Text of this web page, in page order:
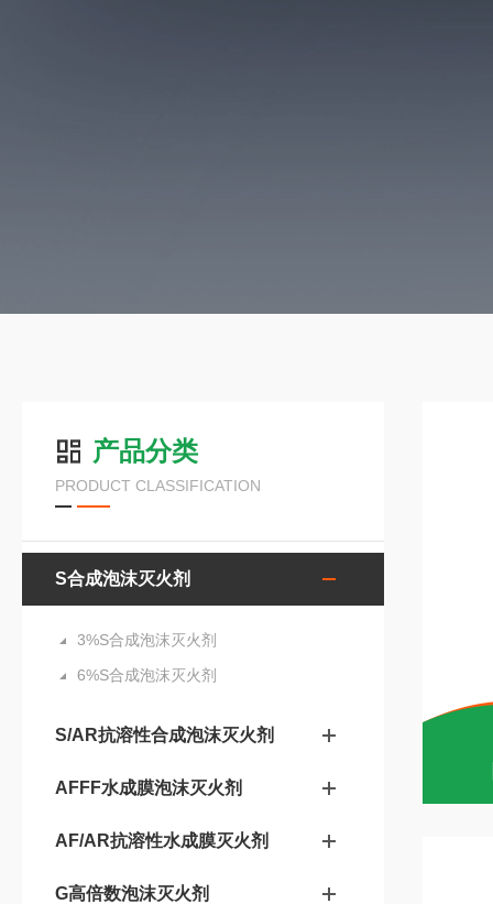
产品分类
PRODUCT CLASSIFICATION
S合成泡沫灭火剂
3%S合成泡沫灭火剂
6%S合成泡沫灭火剂
S/AR抗溶性合成泡沫灭火剂
AFFF水成膜泡沫灭火剂
AF/AR抗溶性水成膜灭火剂
G高倍数泡沫灭火剂